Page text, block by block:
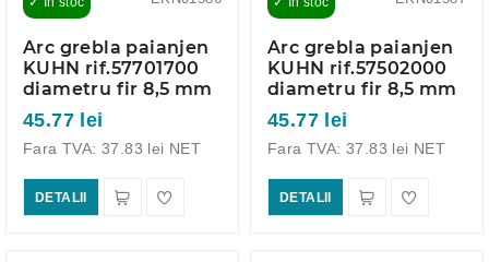
Arc grebla paianjen
KUHN rif.57701700
diametru fir 8,5 mm
45.77 lei
Fara TVA: 37.83 lei NET
DETALII
Arc grebla paianjen
KUHN rif.57502000
diametru fir 8,5 mm
45.77 lei
Fara TVA: 37.83 lei NET
DETALII